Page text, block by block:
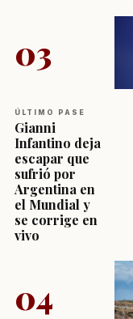
03
ÚLTIMO PASE
Gianni
Infantino deja
escapar que
sufrió por
Argentina en
el Mundial y
se corrige en
vivo
04